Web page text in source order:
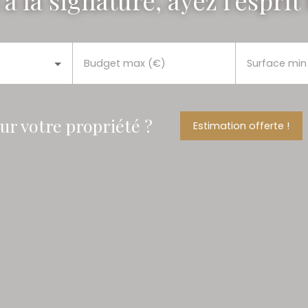
Budget max (€) Surface
votre propriété ? Estimation offerte !